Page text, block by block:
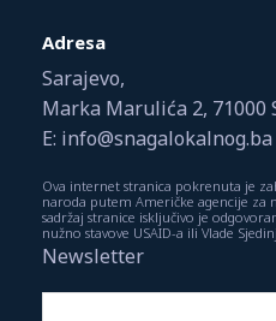
Adresa
Sarajevo,
Marka Marulića 2, 71000
E: info@snagalokalnog.ba
Ova internet stranica pokrenuta je
naroda putem Američke agencije za
sadržaj stranice isključivo je
nužno stavove USAID-a ili Vlade
Newsletter